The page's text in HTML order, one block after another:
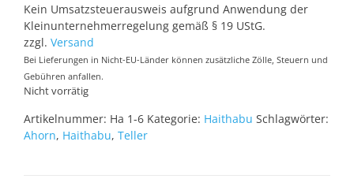
Kein Umsatzsteuerausweis aufgrund Anwendung der
Kleinunternehmerregelung gemäß § 19 UStG.
zzgl. Versand
Bei Lieferungen in Nicht-EU-Länder können zusätzliche Zölle, Steuern und
Gebühren anfallen.
Nicht vorrätig
Artikelnummer: Ha 1-6 Kategorie: Haithabu Schlagwörter:
Ahorn, Haithabu, Teller